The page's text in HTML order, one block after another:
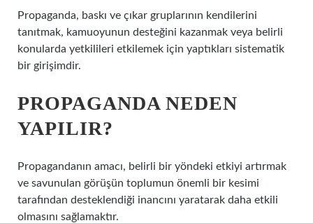
Propaganda, baskı ve çıkar gruplarının kendilerini
tanıtmak, kamuoyunun desteğini kazanmak veya belirli
konularda yetkilileri etkilemek için yaptıkları sistematik
bir girişimdir.
PROPAGANDA NEDEN
YAPILIR?
Propagandanın amacı, belirli bir yöndeki etkiyi artırmak
ve savunulan görüşün toplumun önemli bir kesimi
tarafından desteklendiği inancını yaratarak daha etkili
olmasını sağlamaktır.